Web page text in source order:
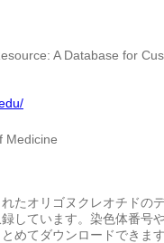
A Database for
Medicine
たオリゴヌクレオチドの
しています。染色体番号
めてダウンロードできます